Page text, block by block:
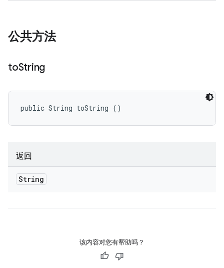
公共方法
toString
public String toString ()
返回
String
该内容对您有帮助吗？